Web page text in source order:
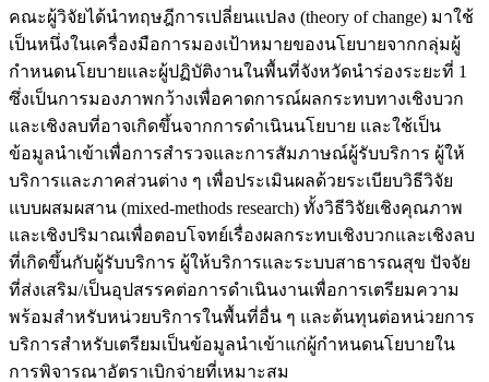
คณะผู้วิจัยได้นำทฤษฎีการเปลี่ยนแปลง (theory of change) มาใช้
เป็นหนึ่งในเครื่องมือการมองเป้าหมายของนโยบายจากกลุ่มผู้
กำหนดนโยบายและผู้ปฏิบัติงานในพื้นที่จังหวัดนำร่องระยะที่ 1
ซึ่งเป็นการมองภาพกว้างเพื่อคาดการณ์ผลกระทบทางเชิงบวก
และเชิงลบที่อาจเกิดขึ้นจากการดำเนินนโยบาย และใช้เป็น
ข้อมูลนำเข้าเพื่อการสำรวจและการสัมภาษณ์ผู้รับบริการ ผู้ให้
บริการและภาคส่วนต่าง ๆ เพื่อประเมินผลด้วยระเบียบวิธีวิจัย
แบบผสมผสาน (mixed-methods research) ทั้งวิธีวิจัยเชิงคุณภาพ
และเชิงปริมาณเพื่อตอบโจทย์เรื่องผลกระทบเชิงบวกและเชิงลบ
ที่เกิดขึ้นกับผู้รับบริการ ผู้ให้บริการและระบบสาธารณสุข ปัจจัย
ที่ส่งเสริม/เป็นอุปสรรคต่อการดำเนินงานเพื่อการเตรียมความ
พร้อมสำหรับหน่วยบริการในพื้นที่อื่น ๆ และต้นทุนต่อหน่วยการ
บริการสำหรับเตรียมเป็นข้อมูลนำเข้าแก่ผู้กำหนดนโยบายใน
การพิจารณาอัตราเบิกจ่ายที่เหมาะสม